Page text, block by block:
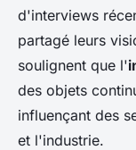
d'interviews
partagé leurs
soulignent que l'
des objets
influençant des
et l'industrie.